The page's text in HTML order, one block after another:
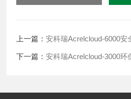
上一篇：安科瑞Acrelcloud-6000安
下一篇：安科瑞Acrelcloud-3000环